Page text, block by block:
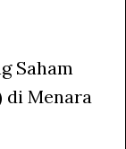
Saham
di Menara